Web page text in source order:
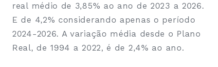
real médio de 3,85% ao ano de 2023 a 2026.
E de 4,2% considerando apenas o período
2024-2026. A variação média desde o Plano
Real, de 1994 a 2022, é de 2,4% ao ano.